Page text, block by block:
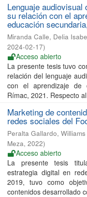
Lenguaje audiovisual
su relación con el
educación
Miranda Calle, Delia
2024-02-17)
Acceso abierto
La presente tesis tuvo
relación del lenguaje
con el aprendizaje de
Rímac, 2021. Respecto
Marketing de
redes sociales del
Peralta Gallardo,
Meza, 2022)
Acceso abierto
La presente tesis
estrategia digital en
2019, tuvo como
contenidos desarrollado